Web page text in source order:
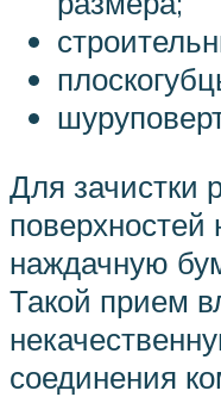
Для зачистки
поверхностей
наждачную
Такой прием
соединения